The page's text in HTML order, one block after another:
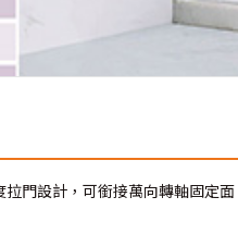
門設計，可銜接萬向轉軸固定